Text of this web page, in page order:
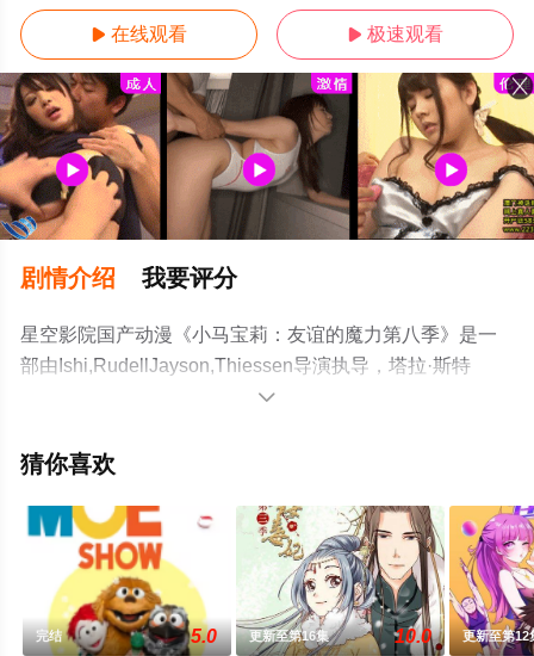
 在线观看  极速观看
剧情介绍 我要评分
星空影院国产动漫《小马宝莉：友谊的魔力第八季》是一
部由Ishi,RudellJayson,Thiessen导演执导，塔拉·斯特
朗
集），手机免费观看高清未删减完整版动漫全集就上星空
网等平台了解。

猜你喜欢
完结 5.0 更新至第16集 10.0 更新至第12